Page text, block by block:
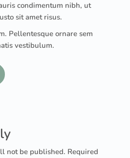
condimentum nibh, ut
sit amet risus.
Pellentesque ornare sem
vestibulum.
not be published. Required